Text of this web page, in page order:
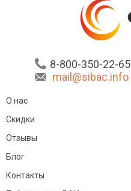
8-800-350-22-65
mail@sibac.info
О нас
Скидки
Отзывы
Блог
Контакты